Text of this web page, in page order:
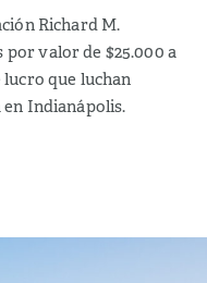
Richard M.
valor de $25.000 a
lucro que luchan
Indianápolis.